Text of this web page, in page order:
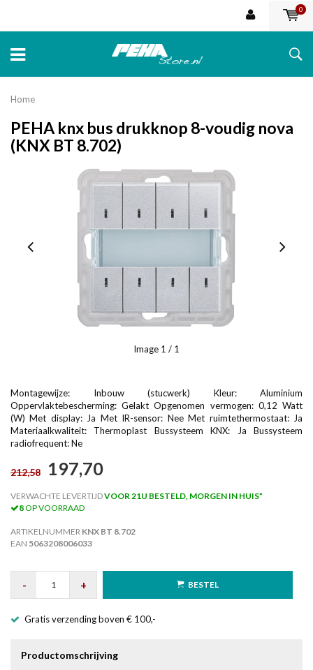
0
Home
PEHA knx bus drukknop 8-voudig nova
(KNX BT 8.702)
Image 1 / 1
Montagewijze: Inbouw (stucwerk) Kleur: Aluminium
Oppervlaktebescherming: Gelakt Opgenomen vermogen: 0,12 Watt
(W) Met display: Ja Met IR-sensor: Nee Met ruimtethermostaat: Ja
Materiaalkwaliteit: Thermoplast Bussysteem KNX: Ja Bussysteem
radiofrequent: Ne
212,58 197,70
VERWACHTE LEVERTIJDVOOR 21U BESTELD, MORGEN IN HUIS*
8OP VOORRAAD
ARTIKELNUMMER KNX BT 8.702
EAN 5063208006033
- + BESTEL
Gratis verzending boven € 100,-
Productomschrijving